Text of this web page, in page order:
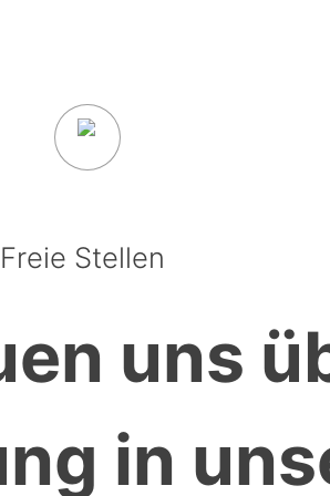
Freie Stellen
uns
in